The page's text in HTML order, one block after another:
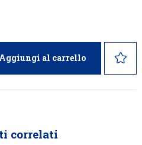
Aggiungi al carrello
correlati